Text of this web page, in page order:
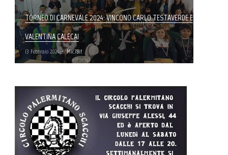
TORNEO DI CARNEVALE 2024: VINCONO CARLO TESTAVERDE E
VALENTINA CALECA!
13 Febbraio 2024 Mic7Bif